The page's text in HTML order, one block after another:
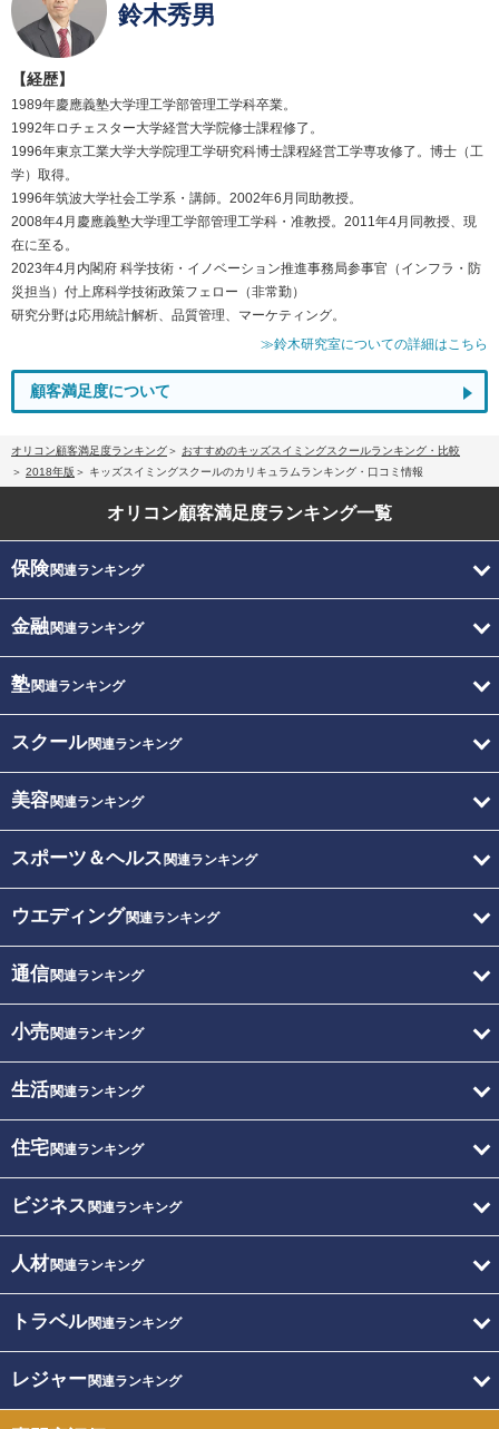
鈴木秀男
【経歴】
1989年慶應義塾大学理工学部管理工学科卒業。
1992年ロチェスター大学経営大学院修士課程修了。
1996年東京工業大学大学院理工学研究科博士課程経営工学専攻修了。博士（工
学）取得。
1996年筑波大学社会工学系・講師。2002年6月同助教授。
2008年4月慶應義塾大学理工学部管理工学科・准教授。2011年4月同教授、現
在に至る。
2023年4月内閣府 科学技術・イノベーション推進事務局参事官（インフラ・防
災担当）付上席科学技術政策フェロー（非常勤）
研究分野は応用統計解析、品質管理、マーケティング。
≫鈴木研究室についての詳細はこちら
顧客満足度について
オリコン顧客満足度ランキング
おすすめのキッズスイミングスクールランキング・比較
2018年版
キッズスイミングスクールのカリキュラムランキング・口コミ情報
オリコン顧客満足度ランキング一覧
保険関連ランキング
金融関連ランキング
塾関連ランキング
スクール関連ランキング
美容関連ランキング
スポーツ＆ヘルス 関連ランキング
ウエディング関連ランキング
通信関連ランキング
小売関連ランキング
生活関連ランキング
住宅関連ランキング
ビジネス 関連ランキング
人材関連ランキング
トラベル関連ランキング
レジャー関連ランキング